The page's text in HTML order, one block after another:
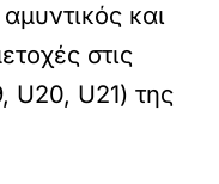
και
στις
U20, U21) της